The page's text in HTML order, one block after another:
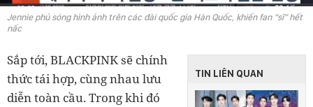
Jennie phủ sóng hình ảnh trên các đài quốc gia Hàn Quốc, khiến fan “sĩ” hết
nấc
TIN LIÊN QUAN
Sắp tới, BLACKPINK sẽ chính
thức tái hợp, cùng nhau lưu
diễn toàn cầu. Trong khi đó